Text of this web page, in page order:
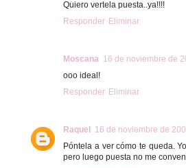
Quiero vertela puesta..ya!!!!
Responder Eliminar
Moscana 16 de noviembre de
ooo ideal!
Responder Eliminar
Raquel
16 de noviembre de
Póntela a ver cómo te queda.
pero luego puesta no me